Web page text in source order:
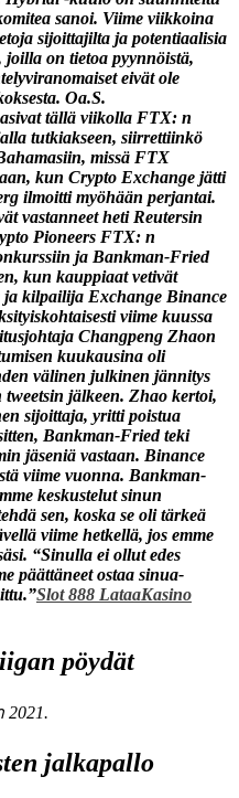
sanoi. Viime viikkoina
sijoittajilta ja potentiaalisia
on tietoa pyynnöistä,
eivät ole
Oa.S.
tällä viikolla FTX: n
tutkiakseen, siirrettiinkö
missä FTX
kun Crypto Exchange jätti
ilmoitti myöhään perjantai.
vastanneet heti Reutersin
Pioneers FTX: n
ja Bankman-Fried
kun kauppiaat vetivät
ja kilpailija Exchange Binance
viime kuussa
Changpeng Zhaon
kuukausina oli
välinen julkinen jännitys
jälkeen. Zhao kertoi,
sijoittaja, yritti poistua
Bankman-Fried teki
jäseniä vastaan. Binance
viime vuonna. Bankman-
keskustelut sinun
sen, koska se oli tärkeä
viime hetkellä, jos emme
“Sinulla ei ollut edes
päättäneet ostaa sinua-
Slot 888 LataaKasino
pöydät
jalkapallo